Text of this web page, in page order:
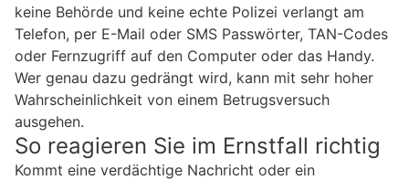
keine Behörde und keine echte Polizei verlangt am
Telefon, per E-Mail oder SMS Passwörter, TAN-Codes
oder Fernzugriff auf den Computer oder das Handy.
Wer genau dazu gedrängt wird, kann mit sehr hoher
Wahrscheinlichkeit von einem Betrugsversuch
ausgehen.
So reagieren Sie im Ernstfall richtig
Kommt eine verdächtige Nachricht oder ein